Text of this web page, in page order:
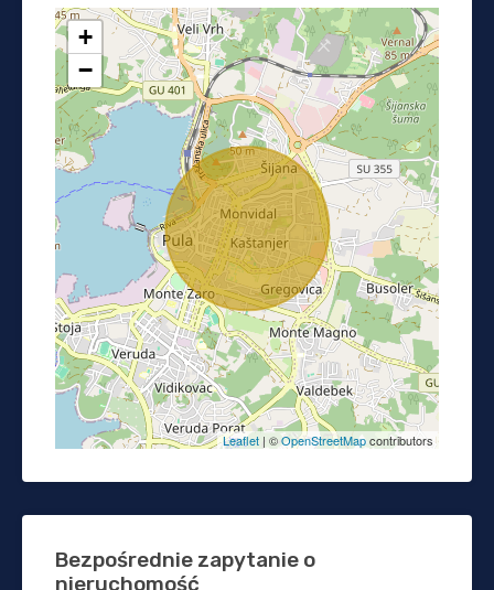
+
−
Leaflet | ©OpenStreetMapcontributors
Bezpośrednie zapytanie o
nieruchomość